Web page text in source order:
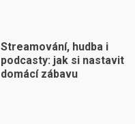
Streamování, hudba i
podcasty: jak si nastavit
domácí zábavu